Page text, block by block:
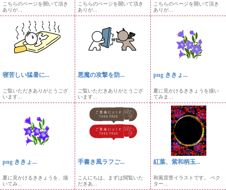
こちらのページを開いて頂き
ありが...
こちらのページを開いて頂き
ありが...
こちらのページを開いて頂き
ありが...
寝苦しい猛暑に...
ご覧いただきありがとうござ
います...
悪魔の攻撃を防...
ご覧いただきありがとうござ
います...
png ききょ...
夏に見かけるききょうを描い
てみま...
png ききょ...
夏に見かけるききょうを、描
いてみ...
手書き風ラフご...
こんにちは。まずは閲覧いた
だきあ...
紅葉、紫和柄玉...
和風背景イラストです。 ベク
ター...